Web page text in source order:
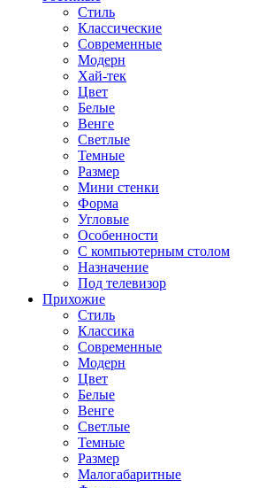
Стиль
Классические
Современные
Модерн
Хай-тек
Цвет
Белые
Венге
Светлые
Темные
Размер
Мини стенки
Форма
Угловые
Особенности
С компьютерным столом
Назначение
Под телевизор
Прихожие
Стиль
Классика
Современные
Модерн
Цвет
Белые
Венге
Светлые
Темные
Размер
Малогабаритные